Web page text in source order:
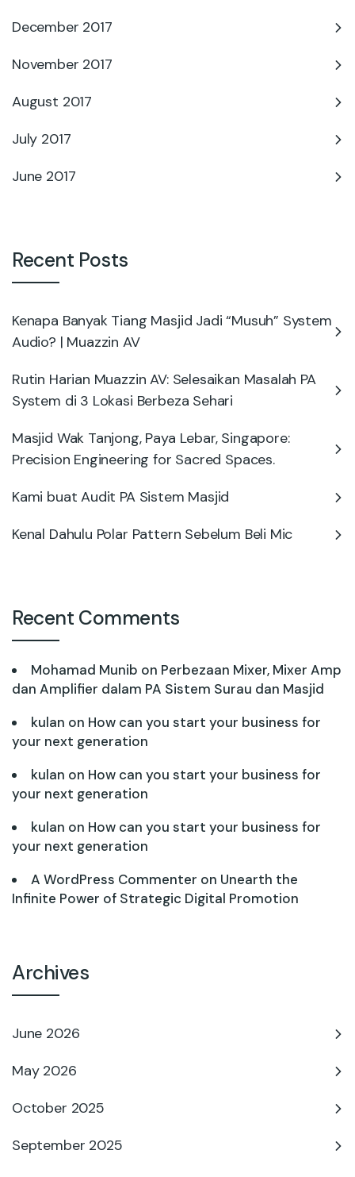
December 2017
November 2017
August 2017
July 2017
June 2017
Recent Posts
Kenapa Banyak Tiang Masjid Jadi “Musuh” System
Audio? | Muazzin AV
Rutin Harian Muazzin AV: Selesaikan Masalah PA
System di 3 Lokasi Berbeza Sehari
Masjid Wak Tanjong, Paya Lebar, Singapore:
Precision Engineering for Sacred Spaces.
Kami buat Audit PA Sistem Masjid
Kenal Dahulu Polar Pattern Sebelum Beli Mic
Recent Comments
Mohamad Munib on Perbezaan Mixer, Mixer Amp
dan Amplifier dalam PA Sistem Surau dan Masjid
kulan on How can you start your business for
your next generation
kulan on How can you start your business for
your next generation
kulan on How can you start your business for
your next generation
A WordPress Commenter on Unearth the
Infinite Power of Strategic Digital Promotion
Archives
June 2026
May 2026
October 2025
September 2025